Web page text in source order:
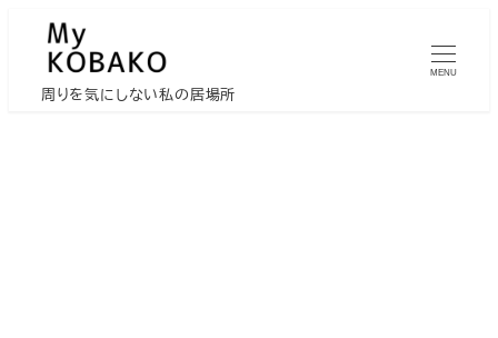
周りを気にしない私の居場所
MENU